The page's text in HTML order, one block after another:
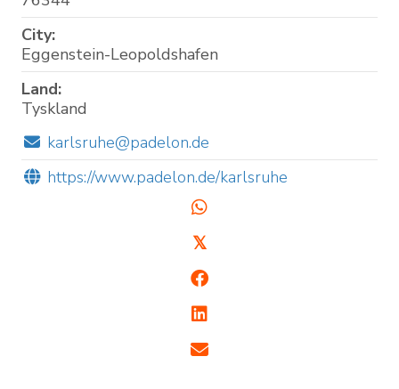
City:
Eggenstein-Leopoldshafen
Land:
Tyskland
karlsruhe@padelon.de
https://www.padelon.de/karlsruhe
𝕏